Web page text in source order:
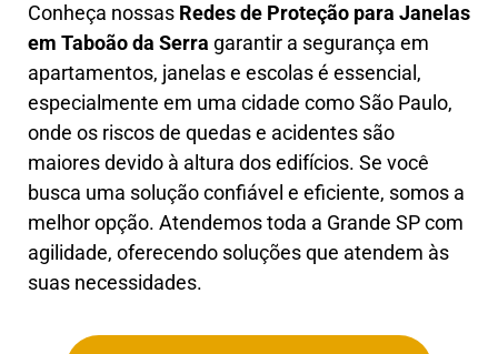
Conheça nossas Redes de Proteção para Janelas
em Taboão da Serra garantir a segurança em
apartamentos, janelas e escolas é essencial,
especialmente em uma cidade como São Paulo,
onde os riscos de quedas e acidentes são
maiores devido à altura dos edifícios. Se você
busca uma solução confiável e eficiente, somos a
melhor opção. Atendemos toda a Grande SP com
agilidade, oferecendo soluções que atendem às
suas necessidades.